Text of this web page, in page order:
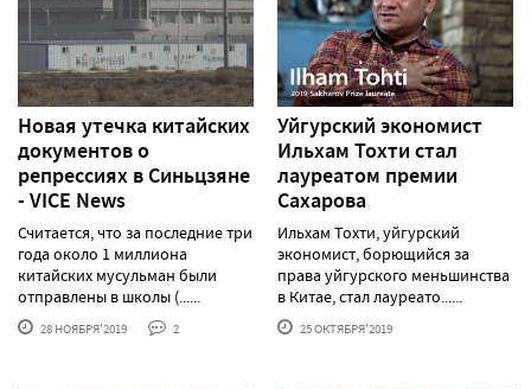
Новая утечка китайских
документов о
репрессиях в Синьцзяне
- VICE News
Считается, что за последние три
года около 1 миллиона
китайских мусульман были
отправлены в школы (......
28 НОЯБРЯ'2019 2
Уйгурский экономист
Ильхам Тохти стал
лауреатом премии
Сахарова
Ильхам Тохти, уйгурский
экономист, борющийся за
права уйгурского меньшинства
в Китае, стал лауреато......
25 ОКТЯБРЯ'2019